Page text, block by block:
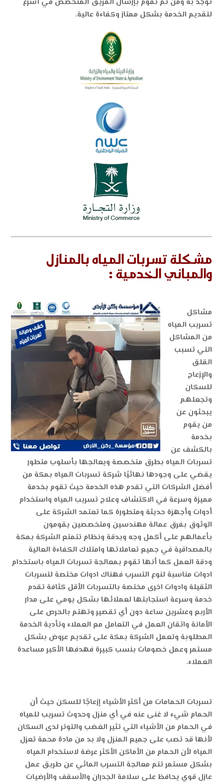
توجد به ومن ثم تقوم بإرسال الفريق المتخصص في أسرع
لتقديم الخدمة بشكل ممتاز وكفاءة عالية.
مشكلة تسربات المياه بالمنازل
والمباني الخدمية :
مشاكل
تسريب المياه
من المشاكل
التي تسبب
القلق
والإزعاج
للسكان
وتجعلهم
يبحثون عن
من يقوم
بخدمة
بالكشف عن
تسربات المياه بطرق متخصصة ويعالجها بأسلوب متطور
يقضي على وجودها نهائيًا شركة تسربات المياه بمكة من
أفضل الشركات التي تقدم هذه الخدمة حيث تقوم بخدمة
مميزة وسرعة في الاكتشاف وعلاج تسريب المياه واستخدام
أدوات وأجهزة حديثة ومتطورة كما تعتمد الشركة على
الوثوق بفرق عمالة مهندسين ومتخصصين يقومون
بأعمالهم على أكمل وجه وبدقة ونظام تتمتع الشركة بمكة
بالمصداقية في جميع تعاملاتها وامتلاك الكفاءة العالية
ودقة العمل كما أنها تقوم بمعالجة تسربات المياه باستخدام
ادوات مناسبة لنوع التسرب فهناك ادوات مختصة لتسربات
الثقيلة وادوات اخرى مختصة بالتسربات الأقل كثافة تقدم
خدمة وسرعة استجابتها لعملائها بشكل يومي على مدار
الأربع وعشرين ساعة دون أي تقصير وتهتم بالحرص على
الأمانة واتقان العمل في التعامل مع العملاء وتأدية الخدمة
المطلوبة وتعمل الشركة بمكة على تقديم عروض بشكل
مستمر وعمل خصومات بنسب كبيرة فهدفها الأكبر مساعدة
العملاء.
تسربات الحمامات من أكثر الأشياء إزعاجًا للسكن حيث أن
الحمام شيء لا غنى عنه في أي منزل وحدوث تسريب للمياه
في الحمام من الأشياء التي تثير الغضب والتوتر لدى السكان
لأنها قد تصب على جميع المنزل ولا بد من مادة محمة تعزل
المياه لأن الحمام من الأماكن الأكثر عرضة لاستخدام المياه
بشكل مستمر تتم معالجة التسرب المائي عن طريق عمل
عازل قوي يحافظ على سلامة الجدران والأسقف والأرضيات